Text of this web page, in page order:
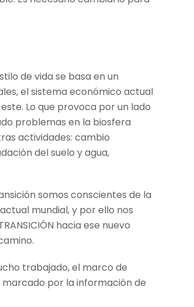
de vida se basa en un
el sistema económico actual
Lo que provoca por un lado
problemas en la biosfera
actividades: cambio
del suelo y agua,
somos conscientes de la
mundial, y por ello nos
hacia ese nuevo
trabajado, el marco de
por la información de